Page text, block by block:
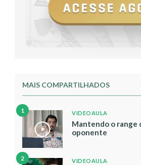
MAIS COMPARTILHADOS
1 VIDEOAULA
Mantendo o range
oponente
2 VIDEOAULA